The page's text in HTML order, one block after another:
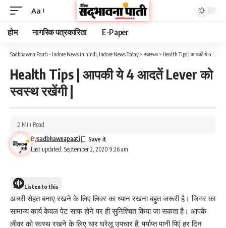
Aa
होम नागरिक पत्रकारिता E-Paper
Sadbhawna Paati - Indore News in hindi, Indore News Today > स्वास्थ्य> Health Tips | आपकी ये 4 आदतें Lever को स्वस्थ रखेंगी |
Health Tips | आपकी ये 4 आदतें Lever को
स्वस्थ रखेंगी |
Last updated: September 2, 2020 9:26 am
Bysadbhawnapaati
2 Min Read
Listen to this
अच्छी सेहत बनाए रखने के लिए लिवर का ध्यान रखना बहुत जरूरी है। जिगर का
सामान्य कार्य केवल पेट साफ होने पर ही सुनिश्चित किया जा सकता है। आपके
लीवर को स्वस्थ रखने के लिए चार घरेलू उपचार हैं: पर्याप्त पानी पिएं हर दिन